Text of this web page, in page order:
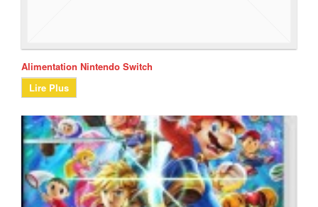
Alimentation Nintendo Switch
Lire Plus